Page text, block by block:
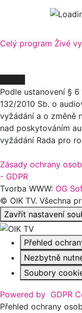
Celý program Živé
Podle ustanovení §
132/2010 Sb. o
vyžádání a o změně
nad poskytováním
vyžádání Rada pro
Zásady ochrany
- GDPR
Tvorba WWW: OG
© OIK TV. Všechna
Zavřít nastavení
Přehled
Nezbytně
Soubory
Powered by GDPR
Přehled ochrany